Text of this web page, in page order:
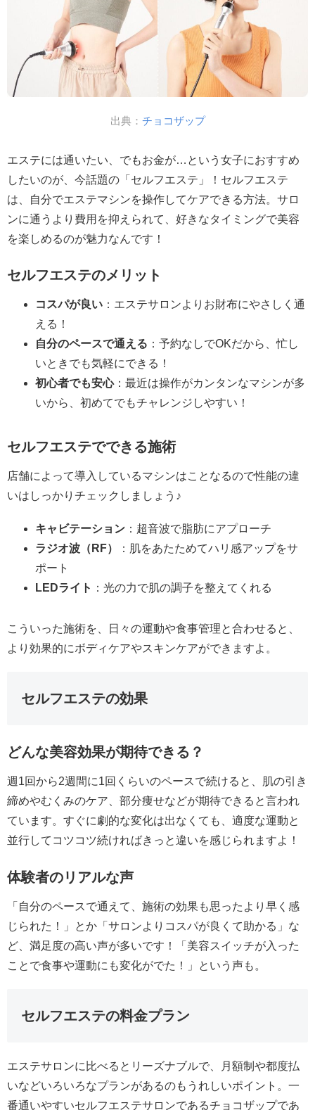
出典： チョコザップ
エステには通いたい、でもお金が…という女子におすすめ
したいのが、今話題の「セルフエステ」！セルフエステ
は、自分でエステマシンを操作してケアできる方法。サロ
ンに通うより費用を抑えられて、好きなタイミングで美容
を楽しめるのが魅力なんです！
セルフエステのメリット
コスパが良い ：エステサロンよりお財布にやさしく通
える！
自分のペースで通える ：予約なしでOKだから、忙し
いときでも気軽にできる！
初心者でも安心：最近は操作がカンタンなマシンが多
いから、初めてでもチャレンジしやすい！
セルフエステでできる施術
店舗によって導入しているマシンはことなるので性能の違
いはしっかりチェックしましょう♪
キャビテーション ：超音波で脂肪にアプローチ
ラジオ波（RF）
：肌をあたためてハリ感アップをサ
ポート
LEDライト ：光の力で肌の調子を整えてくれる
こういった施術を、日々の運動や食事管理と合わせると、
より効果的にボディケアやスキンケアができますよ。
セルフエステの効果
どんな美容効果が期待できる？
週1回から2週間に1回くらいのペースで続けると、肌の引き
締めやむくみのケア、部分痩せなどが期待できると言われ
ています。すぐに劇的な変化は出なくても、適度な運動と
並行してコツコツ続ければきっと違いを感じられますよ！
体験者のリアルな声
「自分のペースで通えて、施術の効果も思ったより早く感
じられた！」とか「サロンよりコスパが良くて助かる」な
ど、満足度の高い声が多いです！「美容スイッチが入った
ことで食事や運動にも変化がでた！」という声も。
セルフエステの料金プラン
エステサロンに比べるとリーズナブルで、月額制や都度払
いなどいろいろなプランがあるのもうれしいポイント。一
番通いやすいセルフエステサロンであるチョコザップであ